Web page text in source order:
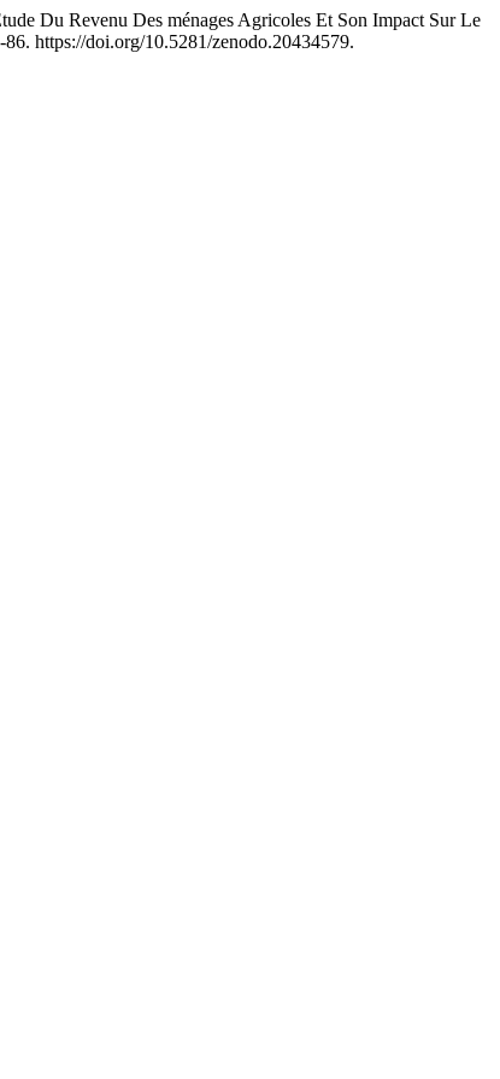
Revenu Des ménages Agricoles Et Son Impact Sur Le
86. https://doi.org/10.5281/zenodo.20434579.